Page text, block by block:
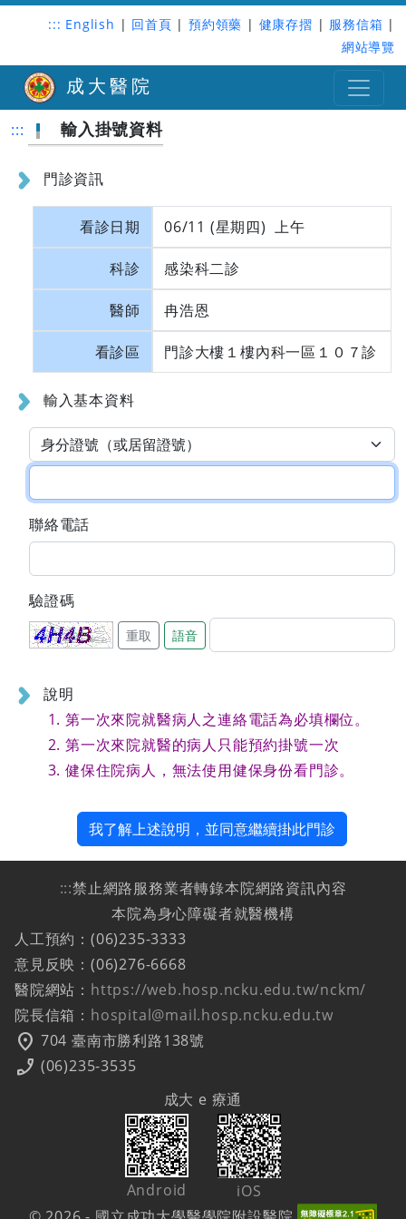
::: English | 回首頁 | 預約領藥 | 健康存摺 | 服務信箱 |
網站導覽
成大醫院
::: 輸入掛號資料
門診資訊
看診日期 06/11 (星期四) 上午
科診 感染科二診
醫師 冉浩恩
看診區 門診大樓１樓內科一區１０７診
輸入基本資料
聯絡電話
驗證碼
重取 語音
說明
第一次來院就醫病人之連絡電話為必填欄位。
第一次來院就醫的病人只能預約掛號一次
健保住院病人，無法使用健保身份看門診。
我了解上述說明，並同意繼續掛此門診
:::禁止網路服務業者轉錄本院網路資訊內容
本院為身心障礙者就醫機構
人工預約：(06)235-3333
意見反映：(06)276-6668
醫院網站： https://web.hosp.ncku.edu.tw/nckm/
院長信箱： hospital@mail.hosp.ncku.edu.tw
location_on 704 臺南市勝利路138號
phone_enabled (06)235-3535
成大 e 療通
Android
iOS